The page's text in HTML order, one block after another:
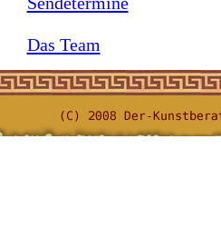
Das Team